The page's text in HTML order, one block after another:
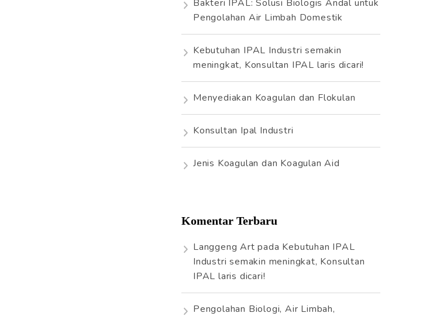
t
k
:
Bakteri IPAL: Solusi Biologis Andal untuk
Pengolahan Air Limbah Domestik
Kebutuhan IPAL Industri semakin
meningkat, Konsultan IPAL laris dicari!
Menyediakan Koagulan dan Flokulan
Konsultan Ipal Industri
Jenis Koagulan dan Koagulan Aid
Komentar Terbaru
Langgeng Art pada Kebutuhan IPAL
Industri semakin meningkat, Konsultan
IPAL laris dicari!
Pengolahan Biologi, Air Limbah,